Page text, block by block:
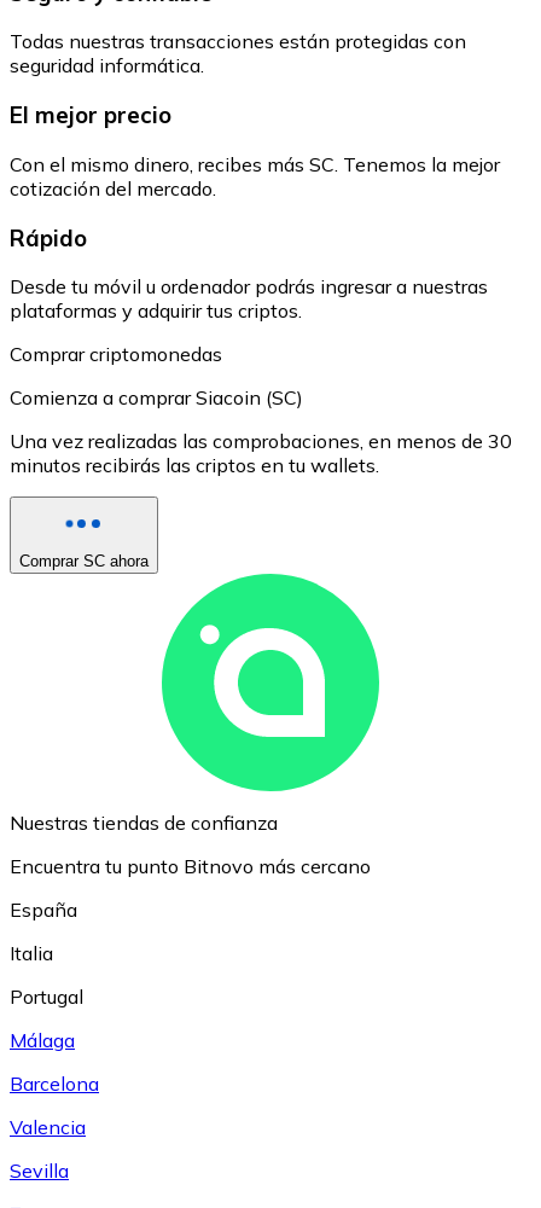
Todas nuestras transacciones están protegidas con
seguridad informática.
El mejor precio
Con el mismo dinero, recibes más SC. Tenemos la mejor
cotización del mercado.
Rápido
Desde tu móvil u ordenador podrás ingresar a nuestras
plataformas y adquirir tus criptos.
Comprar criptomonedas
Comienza a comprar Siacoin (SC)
Una vez realizadas las comprobaciones, en menos de 30
minutos recibirás las criptos en tu wallets.
Comprar SC ahora
Nuestras tiendas de confianza
Encuentra tu punto Bitnovo más cercano
España
Italia
Portugal
Málaga
Barcelona
Valencia
Sevilla